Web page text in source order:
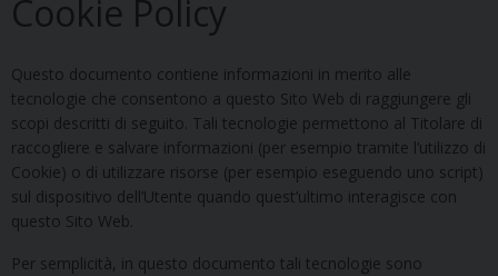
Cookie Policy
Questo documento contiene informazioni in merito alle
tecnologie che consentono a questo Sito Web di raggiungere gli
scopi descritti di seguito. Tali tecnologie permettono al Titolare di
raccogliere e salvare informazioni (per esempio tramite l’utilizzo di
Cookie) o di utilizzare risorse (per esempio eseguendo uno script)
sul dispositivo dell’Utente quando quest’ultimo interagisce con
questo Sito Web.
Per semplicità, in questo documento tali tecnologie sono